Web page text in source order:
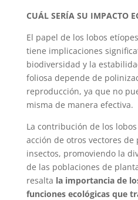
CUÁL SERÍA SU IMPACTO
El papel de los lobos
tiene implicaciones
biodiversidad y la
foliosa depende de
reproducción, ya que no
misma de manera efectiva.
La contribución de los
acción de otros vectores de
insectos, promoviendo la
de las poblaciones de
resalta la importancia de
funciones ecológicas que